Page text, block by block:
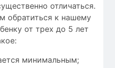
отличаться.
обратиться к нашему
от трех до 5 лет
минимальным;